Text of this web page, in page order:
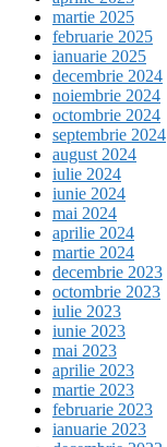
martie 2025
februarie 2025
ianuarie 2025
decembrie 2024
noiembrie 2024
octombrie 2024
septembrie 2024
august 2024
iulie 2024
iunie 2024
mai 2024
aprilie 2024
martie 2024
decembrie 2023
octombrie 2023
iulie 2023
iunie 2023
mai 2023
aprilie 2023
martie 2023
februarie 2023
ianuarie 2023